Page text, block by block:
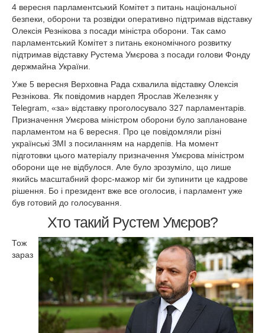
4 вересня парламентський Комітет з питань національної
безпеки, оборони та розвідки оперативно підтримав відставку
Олексія Резнікова з посади міністра оборони. Так само
парламентський Комітет з питань економічного розвитку
підтримав відставку Рустема Умєрова з посади голови Фонду
держмайна України.
Уже 5 вересня Верховна Рада схвалила відставку Олексія
Резнікова. Як повідомив нардеп Ярослав Железняк у
Telegram, «за» відставку проголосувало 327 парламентарів.
Призначення Умєрова міністром оборони було заплановане
парламентом на 6 вересня. Про це повідомляли різні
українські ЗМІ з посиланням на нардепів. На момент
підготовки цього матеріалу призначення Умєрова міністром
оборони ще не відбулося. Але було зрозуміло, що лише
якийсь масштабний форс-мажор міг би зупинити це кадрове
рішення. Бо і президент вже все оголосив, і парламент уже
був готовий до голосування.
Хто такий Рустем Умєров?
Тож
зараз